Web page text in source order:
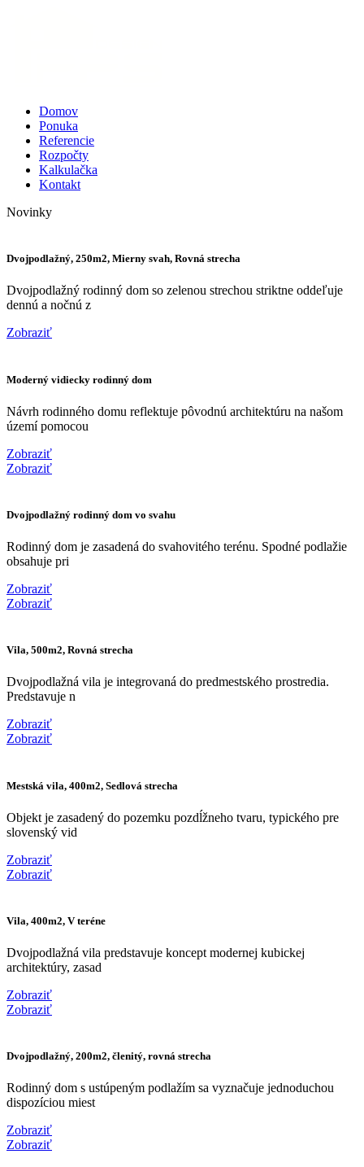
Domov
Ponuka
Referencie
Rozpočty
Kalkulačka
Kontakt
Novinky
Dvojpodlažný, 250m2, Mierny svah, Rovná strecha
Dvojpodlažný rodinný dom so zelenou strechou striktne oddeľuje
dennú a nočnú z
Zobraziť
Moderný vidiecky rodinný dom
Návrh rodinného domu reflektuje pôvodnú architektúru na našom
území pomocou
Zobraziť
Zobraziť
Dvojpodlažný rodinný dom vo svahu
Rodinný dom je zasadená do svahovitého terénu. Spodné podlažie
obsahuje pri
Zobraziť
Zobraziť
Vila, 500m2, Rovná strecha
Dvojpodlažná vila je integrovaná do predmestského prostredia.
Predstavuje n
Zobraziť
Zobraziť
Mestská vila, 400m2, Sedlová strecha
Objekt je zasadený do pozemku pozdĺžneho tvaru, typického pre
slovenský vid
Zobraziť
Zobraziť
Vila, 400m2, V teréne
Dvojpodlažná vila predstavuje koncept modernej kubickej
architektúry, zasad
Zobraziť
Zobraziť
Dvojpodlažný, 200m2, členitý, rovná strecha
Rodinný dom s ustúpeným podlažím sa vyznačuje jednoduchou
dispozíciou miest
Zobraziť
Zobraziť